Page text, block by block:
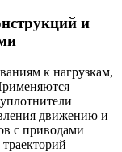
и
к нагрузкам,
движению и
с приводами
траекторий